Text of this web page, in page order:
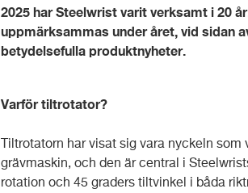
2025 har Steelwrist varit verksamt i 20
uppmärksammas under året, vid sidan
betydelsefulla produktnyheter.
Varför tiltrotator?
Tiltrotatorn har visat sig vara nyckeln
grävmaskin, och den är central i
rotation och 45 graders tiltvinkel i båda